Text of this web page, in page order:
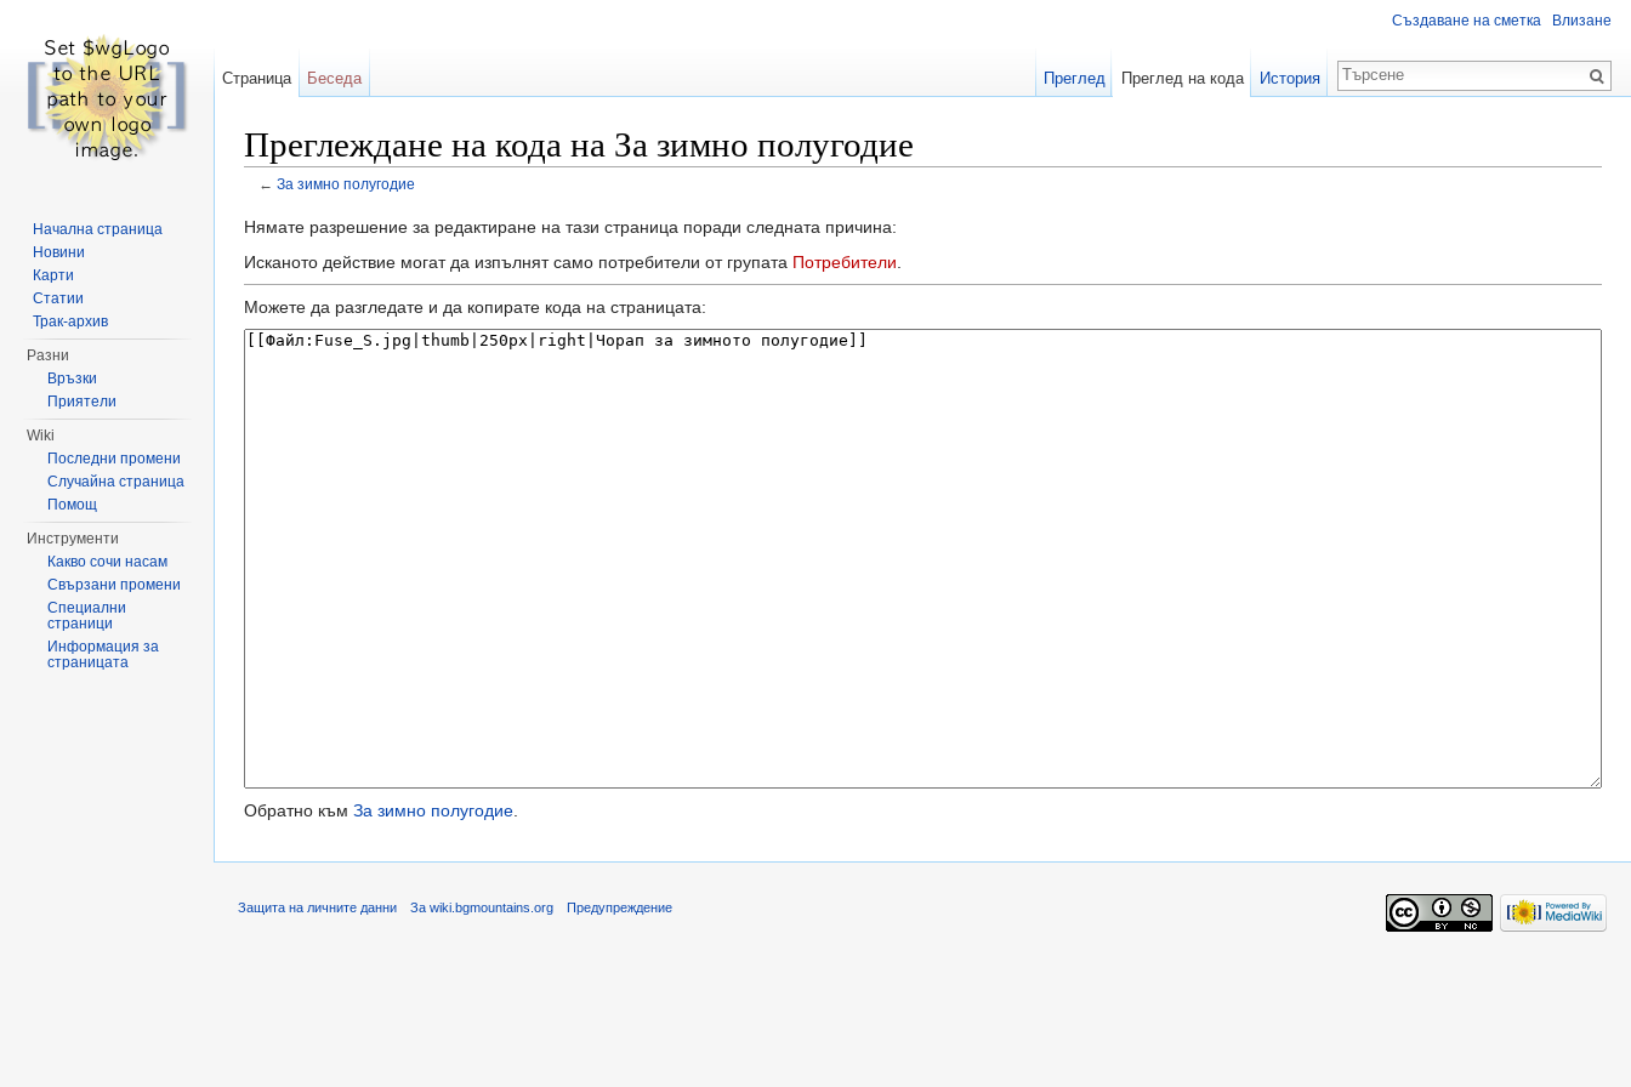
Преглеждане на кода на За зимно полугодие
← За зимно полугодие
Нямате разрешение за редактиране на тази страница поради следната причина:
Исканото действие могат да изпълнят само потребители от групата Потребители
Можете да разгледате и да копирате кодa на страницата:
Обратно към За зимно полугодие.
Създаване на сметка Влизане
Страница Беседа Преглед Преглед на кода История
Начална страница
Новини
Карти
Статии
Трак-архив
Разни
Връзки
Приятели
Wiki
Последни промени
Случайна страница
Помощ
Инструменти
Какво сочи насам
Свързани промени
Специални
страници
Информация за
страницата
Защита на личните данни За wiki.bgmountains.org Предупреждение